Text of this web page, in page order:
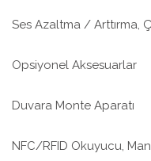
Ses Azaltma / Arttırma,
Opsiyonel Aksesuarlar
Duvara Monte Aparatı
NFC/RFID Okuyucu,